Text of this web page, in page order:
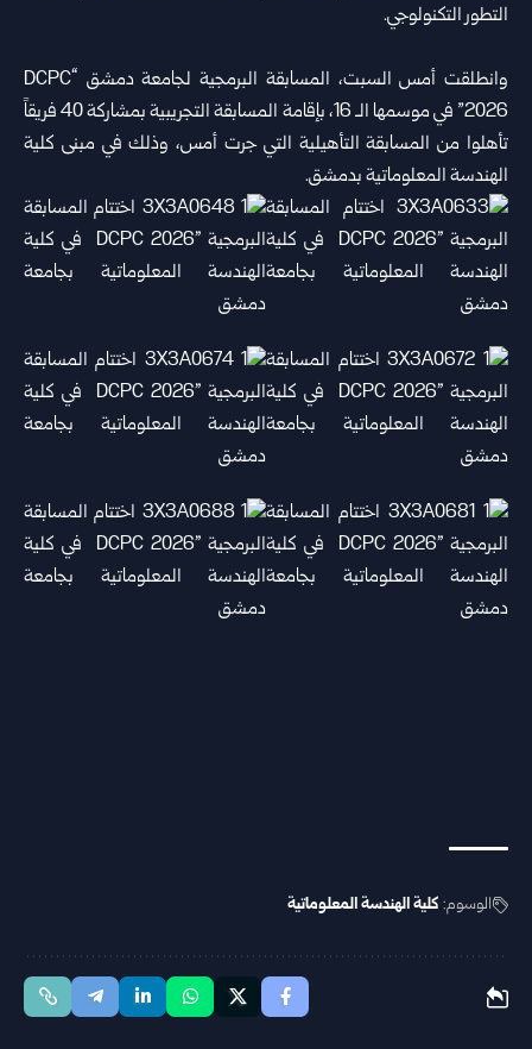
التطور التكنولوجي.
‏وانطلقت أمس السبت، المسابقة البرمجية لجامعة دمشق “DCPC
2026” في موسمها الـ 16، بإقامة المسابقة التجريبية بمشاركة 40 فريقاً
تأهلوا من المسابقة التأهيلية التي جرت أمس، وذلك في مبنى كلية
الهندسة المعلوماتية بدمشق.
الوسوم: كلية الهندسة المعلوماتية